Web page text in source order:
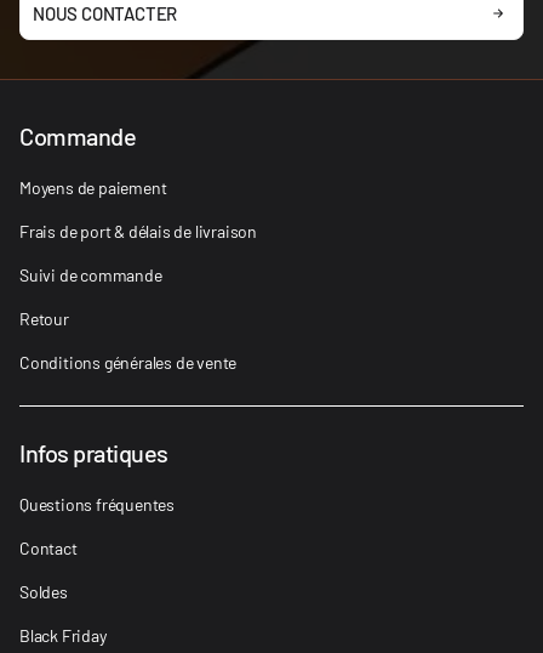
NOUS CONTACTER
Commande
Moyens de paiement
Frais de port & délais de livraison
Suivi de commande
Retour
Conditions générales de vente
Infos pratiques
Questions fréquentes
Contact
Soldes
Black Friday